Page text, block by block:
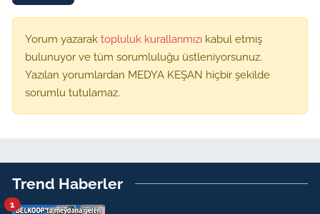
Yorum yazarak topluluk kurallarımızı kabul etmiş
bulunuyor ve tüm sorumluluğu üstleniyorsunuz.
Yazılan yorumlardan MEDYA KEŞAN hiçbir şekilde
sorumlu tutulamaz.
Trend Haberler
1